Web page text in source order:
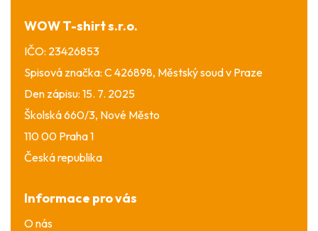
WOW T-shirt s.r.o.
IČO: 23426853
Spisová značka: C 426898, Městský soud v Praze
Den zápisu: 15. 7. 2025
Školská 660/3, Nové Město
110 00 Praha 1
Česká republika
Informace pro vás
O nás